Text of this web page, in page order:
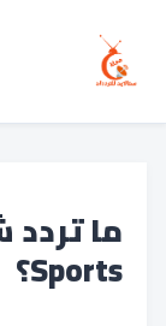
Sports؟